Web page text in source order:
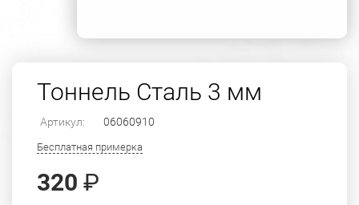
Тоннель Сталь 3 мм
Артикул: 06060910
Бесплатная примерка
320 ₽